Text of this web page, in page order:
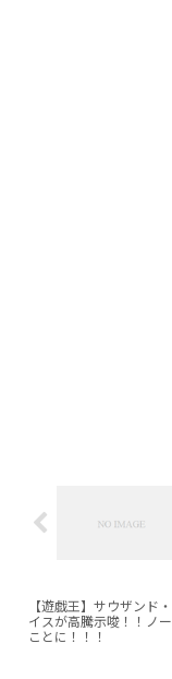
【遊戯王】サウザンド
イスが高騰示唆！！ノ
ことに！！！